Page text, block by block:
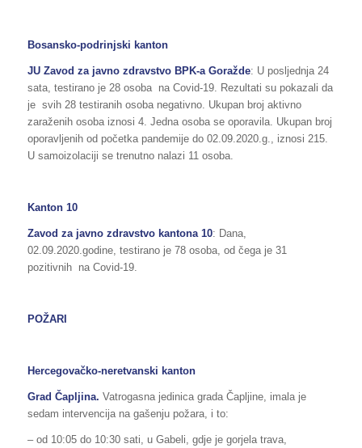
Bosansko-podrinjski kanton
JU Zavod za javno zdravstvo BPK-a Goražde: U posljednja 24
sata, testirano je 28 osoba na Covid-19. Rezultati su pokazali da
je svih 28 testiranih osoba negativno. Ukupan broj aktivno
zaraženih osoba iznosi 4. Jedna osoba se oporavila. Ukupan broj
oporavljenih od početka pandemije do 02.09.2020.g., iznosi 215.
U samoizolaciji se trenutno nalazi 11 osoba.
Kanton 10
Zavod za javno zdravstvo kantona 10: Dana,
02.09.2020.godine, testirano je 78 osoba, od čega je 31
pozitivnih na Covid-19.
POŽARI
Hercegovačko-neretvanski kanton
Grad Čapljina. Vatrogasna jedinica grada Čapljine, imala je
sedam intervencija na gašenju požara, i to:
– od 10:05 do 10:30 sati, u Gabeli, gdje je gorjela trava,